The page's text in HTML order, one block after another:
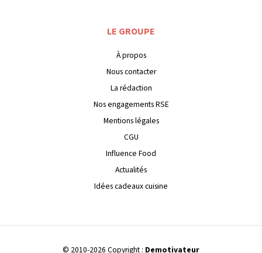
LE GROUPE
À propos
Nous contacter
La rédaction
Nos engagements RSE
Mentions légales
CGU
Influence Food
Actualités
Idées cadeaux cuisine
© 2010-2026 Copyright : Demotivateur